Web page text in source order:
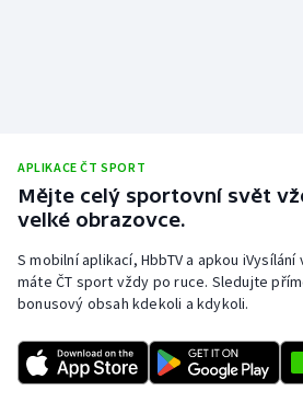
APLIKACE ČT SPORT
Mějte celý sportovní svět
velké obrazovce.
S mobilní aplikací, HbbTV a apkou
máte ČT sport vždy po ruce. Sledujte
bonusový obsah kdekoli a kdykoli.